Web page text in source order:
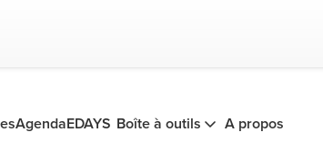
AgendaEDAYS Boîte à outils A propos